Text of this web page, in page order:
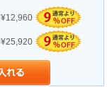
¥12,960
¥25,920